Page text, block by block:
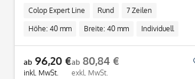
Colop Expert Line Rund 7 Zeilen
Höhe: 40 mm Breite: 40 mm Individuell
ab 96,20 €
inkl. MwSt.
ab 80,84 €
exkl. MwSt.